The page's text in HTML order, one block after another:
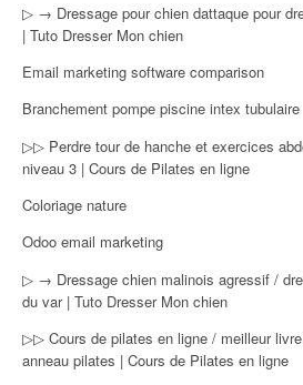
▷ → Dressage pour chien dattaque pour
| Tuto Dresser Mon chien
Email marketing software comparison
Branchement pompe piscine intex tubulaire
▷▷ Perdre tour de hanche et exercices
niveau 3 | Cours de Pilates en ligne
Coloriage nature
Odoo email marketing
▷ → Dressage chien malinois agressif /
du var | Tuto Dresser Mon chien
▷▷ Cours de pilates en ligne / meilleur
anneau pilates | Cours de Pilates en ligne